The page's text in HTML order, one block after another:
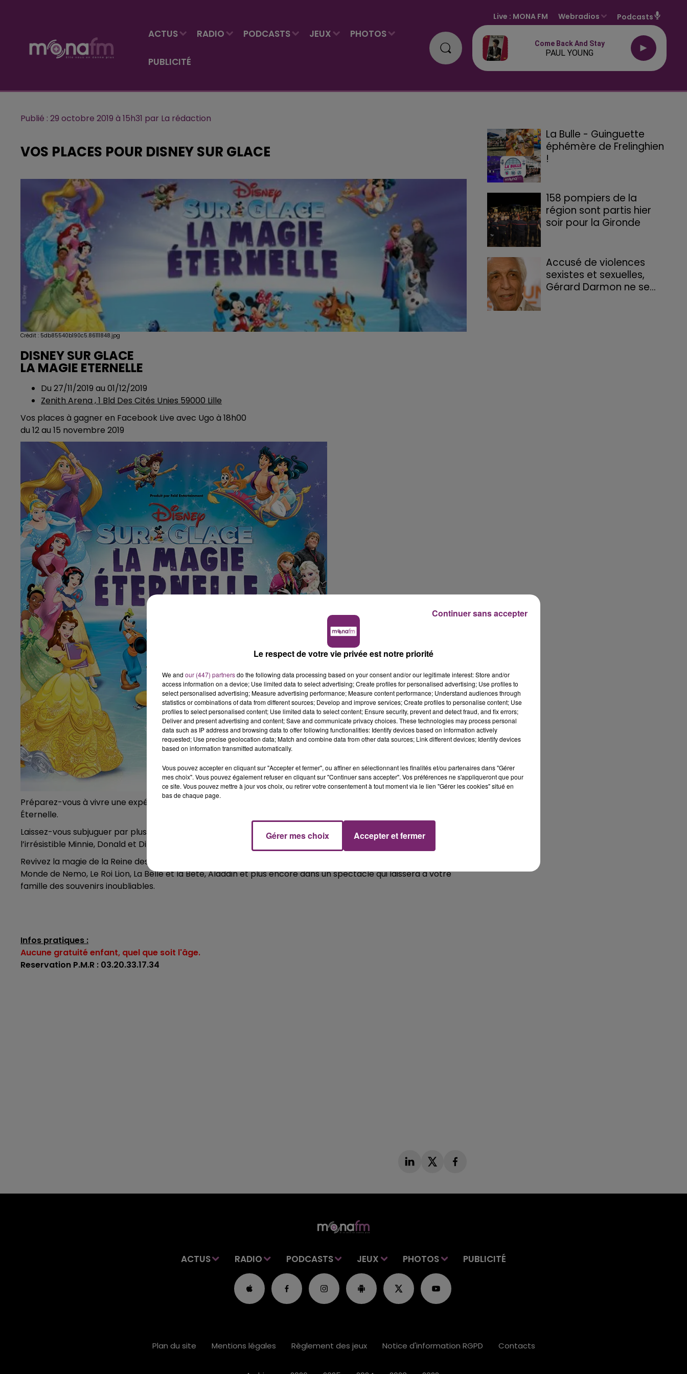
ACTUS RADIO PODCASTS JEUX PHOTOS
PUBLICITÉ
Live : MONA FM Webradios Podcasts
Come Back And Stay
PAUL YOUNG
Publié : 29 octobre 2019 à 15h31 par La rédaction
VOS PLACES POUR DISNEY SUR GLACE
Crédit : 5db85540b190c5.86111848.jpg
DISNEY SUR GLACE
LA MAGIE ETERNELLE
Du 27/11/2019 au 01/12/2019
Zenith Arena , 1 Bld Des Cités Unies 59000 Lille
Vos places à gagner en Facebook Live avec Ugo à 18h00
du 12 au 15 novembre 2019
Préparez-vous à vivre une expérience Disney extraordinaire au spectacle de Disney sur Glace La Magie
Éternelle.
Laissez-vous subjuguer par plus de 50 personnages Disney inoubliables, avec Mickey le Maître de cérémonie,
l’irrésistible Minnie, Donald et Dingo et de nombreuses princesses Disney accompagnées de leurs princes.
Revivez la magie de la Reine des Neiges avec Anna, Elsa et Olaf. Chantez sur des passages de Toy Story, Le
Monde de Nemo, Le Roi Lion, La Belle et la Bête, Aladdin et plus encore dans un spectacle qui laissera à votre
famille des souvenirs inoubliables.
Infos pratiques :
Aucune gratuité enfant, quel que soit l'âge.
Reservation P.M.R : 03.20.33.17.34
La Bulle - Guinguette
éphémère de Frelinghien
!
158 pompiers de la
région sont partis hier
soir pour la Gironde
Accusé de violences
sexistes et sexuelles,
Gérard Darmon ne se...
ACTUS RADIO PODCASTS JEUX PHOTOS PUBLICITÉ
Plan du site Mentions légales Règlement des jeux Notice d'information RGPD Contacts
Le respect de votre vie privée est notre priorité
We and our (447) partnersdo the following data processing based on your consent and/or our legitimate interest: Store and/or
access information on a device; Use limited data to select advertising; Create profiles for personalised advertising; Use profiles to
select personalised advertising; Measure advertising performance; Measure content performance; Understand audiences through
statistics or combinations of data from different sources; Develop and improve services; Create profiles to personalise content; Use
profiles to select personalised content; Use limited data to select content; Ensure security, prevent and detect fraud, and fix errors;
Deliver and present advertising and content; Save and communicate privacy choices. These technologies may process personal
data such as IP address and browsing data to offer following functionalities: Identify devices based on information actively
requested; Use precise geolocation data; Match and combine data from other data sources; Link different devices; Identify devices
based on information transmitted automatically.
Vous pouvez accepter en cliquant sur "Accepter et fermer", ou affiner en sélectionnant les finalités et/ou partenaires dans "Gérer
mes choix". Vous pouvez également refuser en cliquant sur "Continuer sans accepter". Vos préférences ne s'appliqueront que pour
ce site. Vous pouvez mettre à jour vos choix, ou retirer votre consentement à tout moment via le lien "Gérer les cookies" situé en
bas de chaque page.
Gérer mes choix Accepter et fermer
Continuer sans accepter